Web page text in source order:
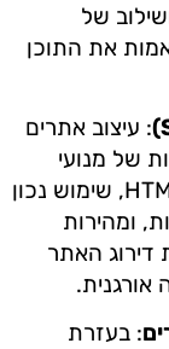
של
את התוכן
: עיצוב אתרים
של מנועי
החיפוש. זה כולל מבנה נכון של HTML, שימוש נכון
ומהירות
האתר
אורגנית.
: בעזרת